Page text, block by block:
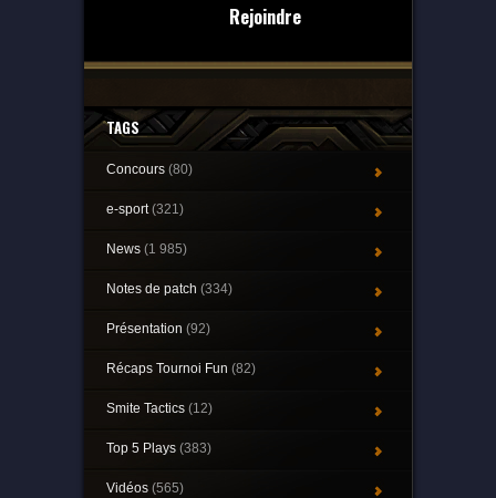
Rejoindre
TAGS
Concours (80)
e-sport(321)
News (1 985)
Notes de patch (334)
Présentation (92)
Récaps Tournoi Fun (82)
Smite Tactics (12)
Top 5 Plays (383)
Vidéos (565)